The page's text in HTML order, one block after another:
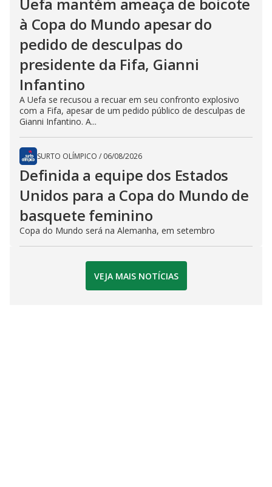
Uefa mantém ameaça de boicote
à Copa do Mundo apesar do
pedido de desculpas do
presidente da Fifa, Gianni
Infantino
A Uefa se recusou a recuar em seu confronto explosivo
com a Fifa, apesar de um pedido público de desculpas de
Gianni Infantino. A...
SURTO OLÍMPICO / 06/08/2026
Definida a equipe dos Estados
Unidos para a Copa do Mundo de
basquete feminino
Copa do Mundo será na Alemanha, em setembro
VEJA MAIS NOTÍCIAS